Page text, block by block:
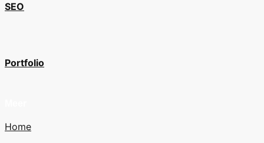
SEO
Portfolio
Home